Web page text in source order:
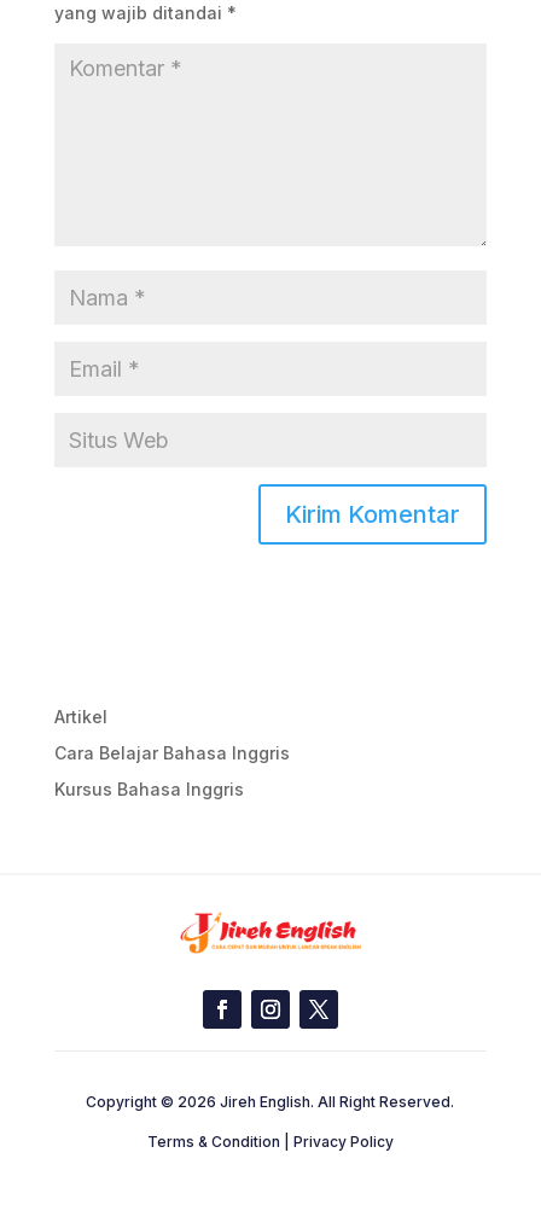
yang wajib ditandai *
Artikel
Cara Belajar Bahasa Inggris
Kursus Bahasa Inggris
Copyright © 2026 Jireh English. All Right Reserved.
Terms & Condition | Privacy Policy